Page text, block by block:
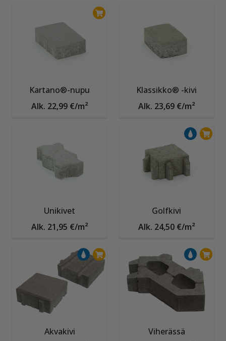
Kartano®-nupu
Alk. 22,99 €/m²
Klassikko® -kivi
Alk. 23,69 €/m²
Unikivet
Alk. 21,95 €/m²
Golfkivi
Alk. 24,50 €/m²
Akvakivi
Viherässä